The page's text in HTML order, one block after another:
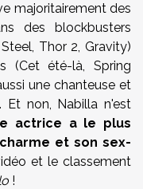
majoritairement des
des blockbusters
Thor 2, Gravity)
(Cet été-là, Spring
une chanteuse et
non, Nabilla n'est
actrice a le plus
et son sex-
et le classement
!